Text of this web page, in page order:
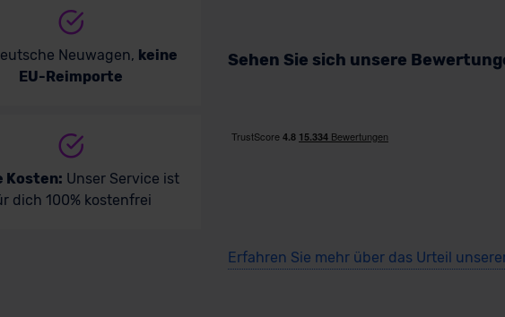
Neuwagen, keine
EU-Reimporte
Kosten: Unser Service ist
dich 100% kostenfrei
Sehen Sie sich unsere
Erfahren Sie mehr über das Urteil